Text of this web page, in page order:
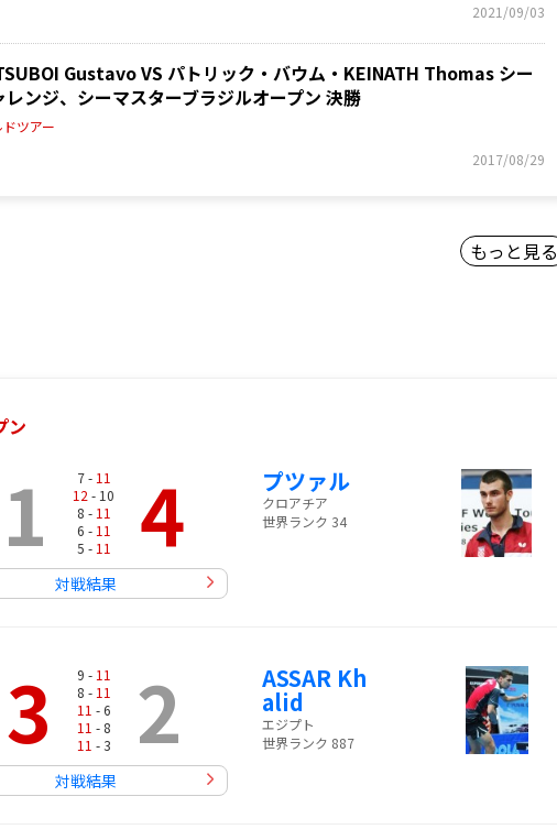
2021/09/03
Gustavo VS パトリック・バウム・KEINATH Thomas シー
ンジ、シーマスターブラジルオープン 決勝
ドツアー
2017/08/29
もっと見る
ン
1 7 - 11
12 - 10
8 - 11
6 - 11
5 - 11 4
対戦結果
プツァル
クロアチア
世界ランク 34
3 9 - 11
8 - 11
11 - 6
11 - 8
11 - 3 2
対戦結果
ASSAR Kh
alid
エジプト
世界ランク 887